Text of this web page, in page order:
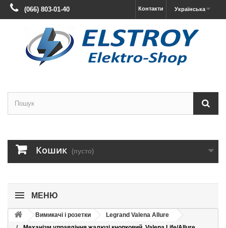
Українська
Контакти
(066) 803-01-40
Кошик (пусто)
МЕНЮ
Вимикачі і розетки
Legrand Valena Allure